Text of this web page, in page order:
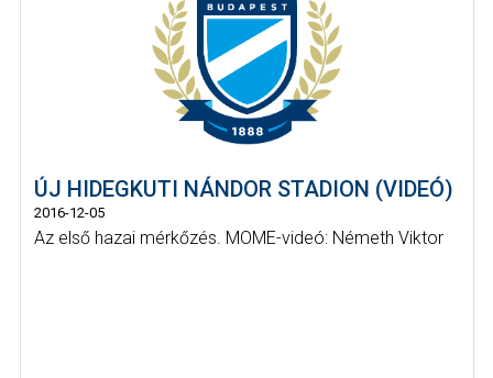
ÚJ HIDEGKUTI NÁNDOR STADION (VIDEÓ)
2016-12-05
Az első hazai mérkőzés. MOME-videó: Németh Viktor